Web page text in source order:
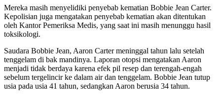
Mereka masih menyelidiki penyebab kematian Bobbie Jean Carter.
Kepolisian juga mengatakan penyebab kematian akan ditentukan
oleh Kantor Pemeriksa Medis, yang saat ini masih menunggu hasil
toksikologi.
Saudara Bobbie Jean, Aaron Carter meninggal tahun lalu setelah
tenggelam di bak mandinya. Laporan otopsi mengatakan Aaron
menjadi tidak berdaya karena efek pil resep dan terengah-engah
sebelum tergelincir ke dalam air dan tenggelam. Bobbie Jean tutup
usia pada usia 41 tahun, sedangkan Aaron berusia 34 tahun.